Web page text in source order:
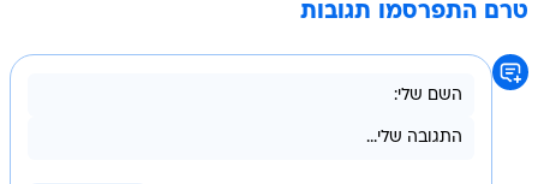
טרם התפרסמו תגובות